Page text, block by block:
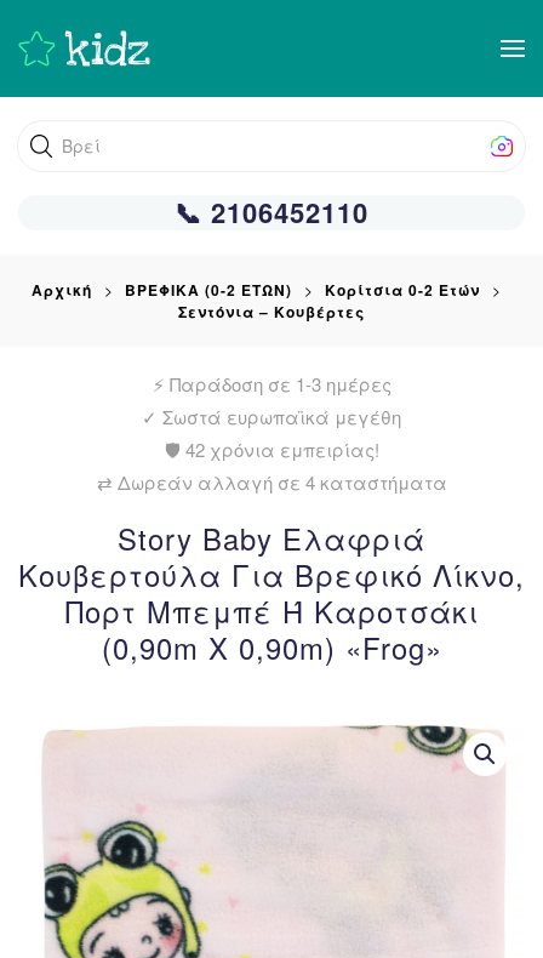
Skip
to
content
Βρείτε αυτό
📞 2106452110
Αρχική ΒΡΕΦΙΚΑ (0-2 ΕΤΩΝ)
Κορίτσια 0-2 Ετών
Σεντόνια – Κουβέρτες
⚡ Παράδοση σε 1-3 ημέρες
✓ Σωστά ευρωπαϊκά μεγέθη
🛡️ 42 χρόνια εμπειρίας!
⇄ Δωρεάν αλλαγή σε 4 καταστήματα
Story Baby Ελαφριά
Κουβερτούλα Για Βρεφικό Λίκνο,
Πορτ Μπεμπέ Ή Καροτσάκι
(0,90m X 0,90m) «Frog»